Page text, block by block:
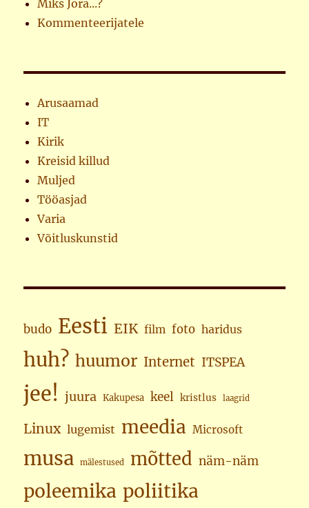
Miks Jora...?
Kommenteerijatele
Arusaamad
IT
Kirik
Kreisid killud
Muljed
Tööasjad
Varia
Võitluskunstid
budo Eesti EIK film foto haridus
huh? huumor Internet ITSPEA
jee! juura Kakupesa keel kristlus laagrid
Linux lugemist meedia Microsoft
musa mälestused mõtted näm-näm
poleemika poliitika